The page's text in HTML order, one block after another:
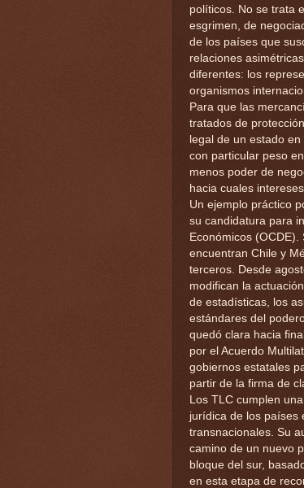
políticos. No se trata
esgrimen, de
de los países que
relaciones
diferentes: los
organismos
Para que las
tratados de
legal de un estado
con particular peso
menos poder de
hacia cuales
Un ejemplo práctico
su candidatura para
Económicos
encuentran Chile y
terceros. Desde
modifican la
de estadísticas, los
estándares del
quedó clara hacia
por el Acuerdo
gobiernos estatales
partir de la firma de
Los TLC cumplen
jurídica de los países
transnacionales. Su
camino de un nuevo
bloque del sur,
en esta etapa de